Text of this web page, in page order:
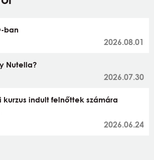
ban
2026.08.01
Nutella?
2026.07.30
kurzus indult felnőttek számára
2026.06.24